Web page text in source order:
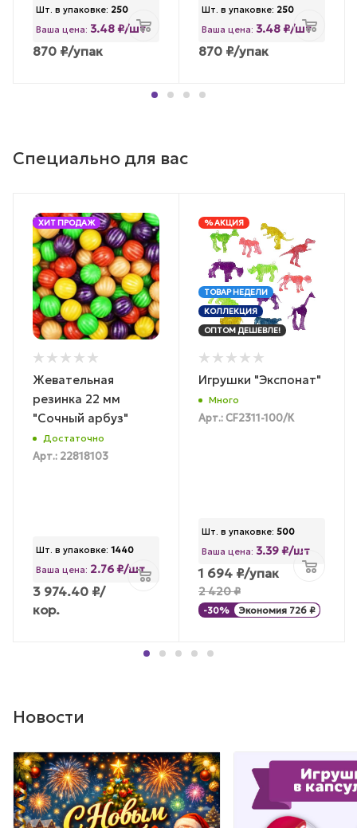
Шт. в упаковке: 250
Ваша цена: 3.48 ₽/шт
870 ₽/упак
Шт. в упаковке: 250
Ваша цена: 3.48 ₽/шт
870 ₽/упак
Специально для вас
ХИТ ПРОДАЖ
Жевательная
резинка 22 мм
"Сочный арбуз"
Достаточно
Арт.: 22818103
Шт. в упаковке: 1440
Ваша цена: 2.76 ₽/шт
3 974.40 ₽/
кор.
% АКЦИЯ
ТОВАР НЕДЕЛИ
КОЛЛЕКЦИЯ
ОПТОМ ДЕШЕВЛЕ!
Игрушки "Экспонат"
Много
Арт.: CF2311-100/К
Шт. в упаковке: 500
Ваша цена: 3.39 ₽/шт
1 694 ₽/упак
2 420₽
-30% Экономия 726 ₽
Новости